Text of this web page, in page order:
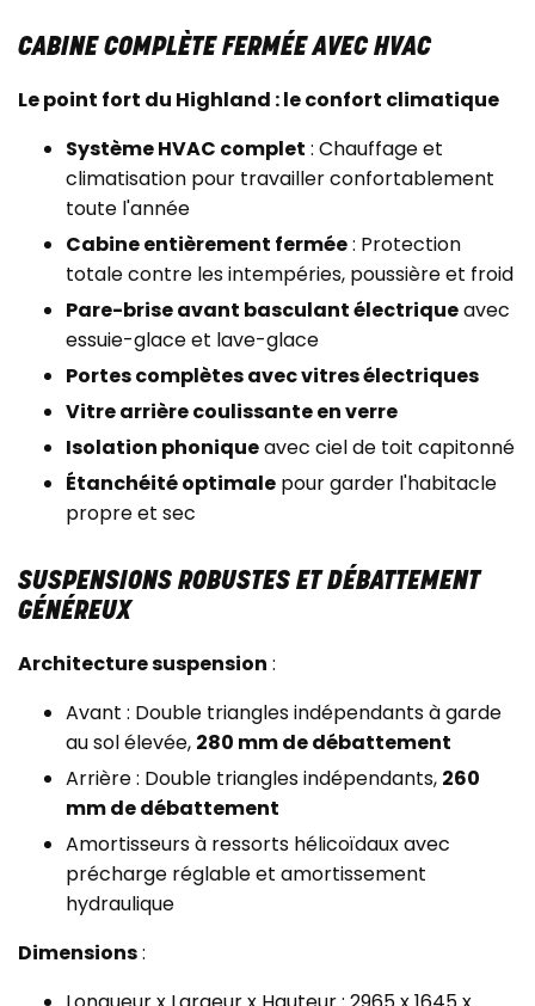
CABINE COMPLÈTE FERMÉE AVEC HVAC
Le point fort du Highland : le confort climatique
Système HVAC complet : Chauffage et
climatisation pour travailler confortablement
toute l'année
Cabine entièrement fermée: Protection
totale contre les intempéries, poussière et froid
Pare-brise avant basculant électriqueavec
essuie-glace et lave-glace
Portes complètes avec vitres électriques
Vitre arrière coulissante en verre
Isolation phoniqueavec ciel de toit capitonné
Étanchéité optimale pour garder l'habitacle
propre et sec
SUSPENSIONS ROBUSTES ET DÉBATTEMENT
GÉNÉREUX
Architecture suspension :
Avant : Double triangles indépendants à garde
au sol élevée, 280 mm de débattement
Arrière : Double triangles indépendants, 260
mm de débattement
Amortisseurs à ressorts hélicoïdaux avec
précharge réglable et amortissement
hydraulique
Dimensions: